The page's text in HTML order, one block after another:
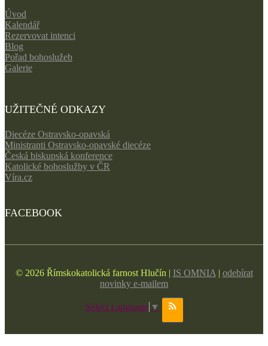
Úvod
Kalendář
Rezervovat intenci
Blog
Pořad bohoslužeb
Galerie
UŽITEČNÉ ODKAZY
Diecéze Ostravsko-opavská
Ministranti Ostravsko-opavské diecéze
Česká biskupská konference
Katolické bohoslužby v ČR
Víra.cz
FACEBOOK
© 2026 Římskokatolická farnost Hlučín | IS OMNIA | odebírat
novinky e-mailem
Select Language ▼